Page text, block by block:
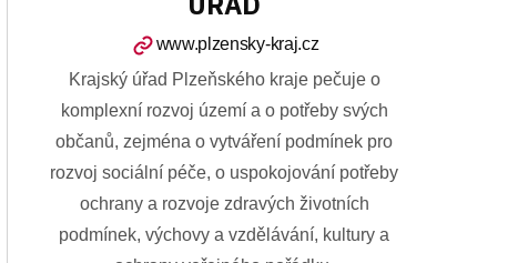
www.plzensky-kraj.cz
Krajský úřad Plzeňského kraje pečuje o
komplexní rozvoj území a o potřeby svých
občanů, zejména o vytváření podmínek pro
rozvoj sociální péče, o uspokojování potřeby
ochrany a rozvoje zdravých životních
podmínek, výchovy a vzdělávání, kultury a